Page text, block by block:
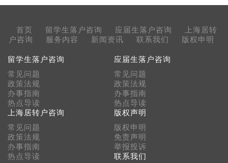
首页 留学生落户咨询 应届生落户咨询
上海居转
户咨询
服务内容 新闻资讯 联系我们 版权申明
留学生落户咨询
常见问题
政策法规
办事指南
热点导读
应届生落户咨询
常见问题
政策法规
办事指南
热点导读
上海居转户咨询
常见问题
政策法规
办事指南
热点导读
版权声明
版权申明
免责声明
举报投诉
联系我们